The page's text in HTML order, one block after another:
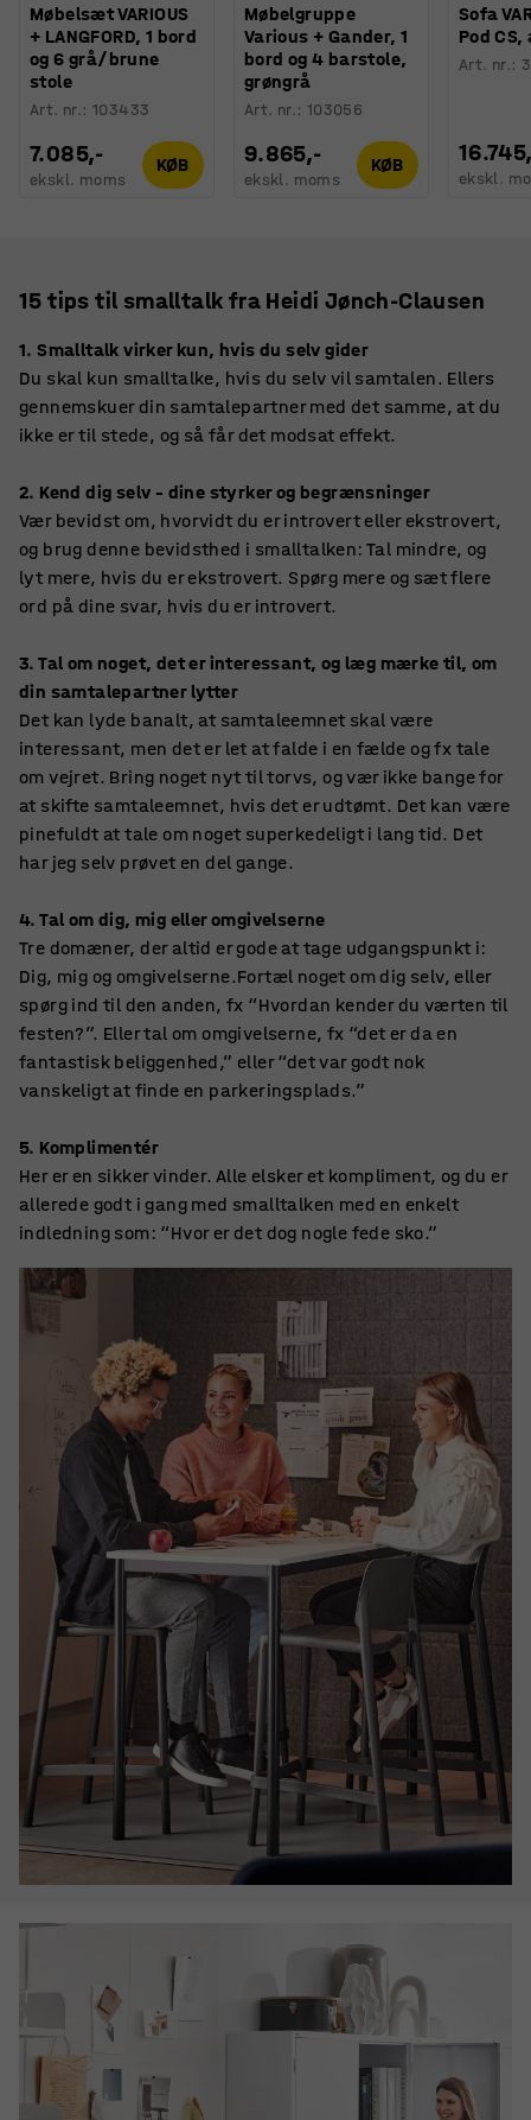
Møbelsæt VARIOUS
+ LANGFORD, 1 bord
og 6 grå/brune
stole
Art. nr.:103433
7.085,-
ekskl. moms
KØB
Møbelgruppe
Various + Gander, 1
bord og 4 barstole,
grøngrå
Art. nr.: 103056
9.865,-
ekskl. moms
KØB
Sofa
Pod
Art. nr.:
ekskl.
15 tips til smalltalk fra Heidi Jønch-Clausen
1. Smalltalk virker kun, hvis du selv gider
Du skal kun smalltalke, hvis du selv vil samtalen. Ellers
gennemskuer din samtalepartner med det samme, at du
ikke er til stede, og så får det modsat effekt.
2. Kend dig selv – dine styrker og begrænsninger
Vær bevidst om, hvorvidt du er introvert eller ekstrovert,
og brug denne bevidsthed i smalltalken: Tal mindre, og
lyt mere, hvis du er ekstrovert. Spørg mere og sæt flere
ord på dine svar, hvis du er introvert.
3. Tal om noget, det er interessant, og læg mærke til, om
din samtalepartner lytter
Det kan lyde banalt, at samtaleemnet skal være
interessant, men det er let at falde i en fælde og fx tale
om vejret. Bring noget nyt til torvs, og vær ikke bange for
at skifte samtaleemnet, hvis det er udtømt. Det kan være
pinefuldt at tale om noget superkedeligt i lang tid. Det
har jeg selv prøvet en del gange.
4. Tal om dig, mig eller omgivelserne
Tre domæner, der altid er gode at tage udgangspunkt i:
Dig, mig og omgivelserne.Fortæl noget om dig selv, eller
spørg ind til den anden, fx “Hvordan kender du værten til
festen?”. Eller tal om omgivelserne, fx “det er da en
fantastisk beliggenhed,” eller “det var godt nok
vanskeligt at finde en parkeringsplads.”
5. Komplimentér
Her er en sikker vinder. Alle elsker et kompliment, og du er
allerede godt i gang med smalltalken med en enkelt
indledning som: “Hvor er det dog nogle fede sko.”